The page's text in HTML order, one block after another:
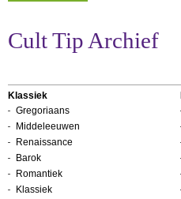
Cult Tip Archief
Klassiek
Gregoriaans
Middeleeuwen
Renaissance
Barok
Romantiek
Klassiek